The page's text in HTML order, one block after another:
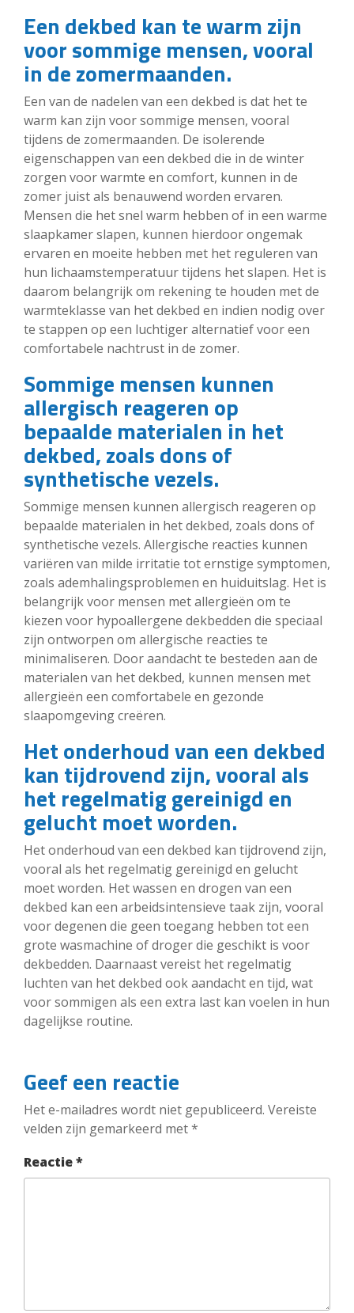
Een dekbed kan te warm zijn
voor sommige mensen, vooral
in de zomermaanden.
Een van de nadelen van een dekbed is dat het te
warm kan zijn voor sommige mensen, vooral
tijdens de zomermaanden. De isolerende
eigenschappen van een dekbed die in de winter
zorgen voor warmte en comfort, kunnen in de
zomer juist als benauwend worden ervaren.
Mensen die het snel warm hebben of in een warme
slaapkamer slapen, kunnen hierdoor ongemak
ervaren en moeite hebben met het reguleren van
hun lichaamstemperatuur tijdens het slapen. Het is
daarom belangrijk om rekening te houden met de
warmteklasse van het dekbed en indien nodig over
te stappen op een luchtiger alternatief voor een
comfortabele nachtrust in de zomer.
Sommige mensen kunnen
allergisch reageren op
bepaalde materialen in het
dekbed, zoals dons of
synthetische vezels.
Sommige mensen kunnen allergisch reageren op
bepaalde materialen in het dekbed, zoals dons of
synthetische vezels. Allergische reacties kunnen
variëren van milde irritatie tot ernstige symptomen,
zoals ademhalingsproblemen en huiduitslag. Het is
belangrijk voor mensen met allergieën om te
kiezen voor hypoallergene dekbedden die speciaal
zijn ontworpen om allergische reacties te
minimaliseren. Door aandacht te besteden aan de
materialen van het dekbed, kunnen mensen met
allergieën een comfortabele en gezonde
slaapomgeving creëren.
Het onderhoud van een dekbed
kan tijdrovend zijn, vooral als
het regelmatig gereinigd en
gelucht moet worden.
Het onderhoud van een dekbed kan tijdrovend zijn,
vooral als het regelmatig gereinigd en gelucht
moet worden. Het wassen en drogen van een
dekbed kan een arbeidsintensieve taak zijn, vooral
voor degenen die geen toegang hebben tot een
grote wasmachine of droger die geschikt is voor
dekbedden. Daarnaast vereist het regelmatig
luchten van het dekbed ook aandacht en tijd, wat
voor sommigen als een extra last kan voelen in hun
dagelijkse routine.
Geef een reactie
Het e-mailadres wordt niet gepubliceerd. Vereiste
velden zijn gemarkeerd met*
Reactie*